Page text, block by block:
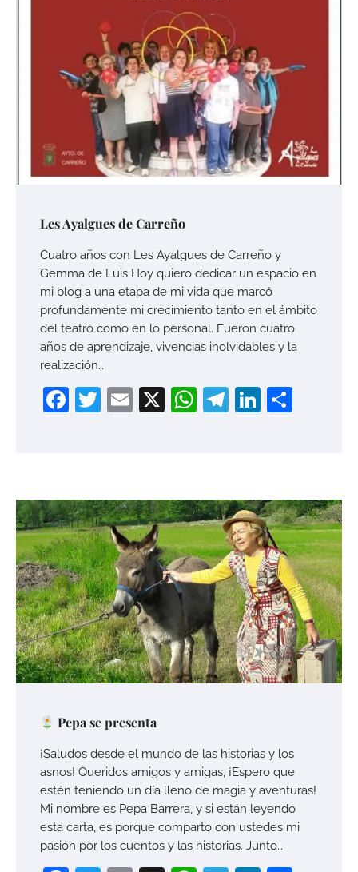
Les Ayalgues de Carreño
Cuatro años con Les Ayalgues de Carreño y
Gemma de Luis Hoy quiero dedicar un espacio en
mi blog a una etapa de mi vida que marcó
profundamente mi crecimiento tanto en el ámbito
del teatro como en lo personal. Fueron cuatro
años de aprendizaje, vivencias inolvidables y la
realización…
Facebook
Twitter
Email
X WhatsApp
Telegram
Pepa se presenta
¡Saludos desde el mundo de las historias y los
asnos! Queridos amigos y amigas, ¡Espero que
estén teniendo un día lleno de magia y aventuras!
Mi nombre es Pepa Barrera, y si están leyendo
esta carta, es porque comparto con ustedes mi
pasión por los cuentos y las historias. Junto…